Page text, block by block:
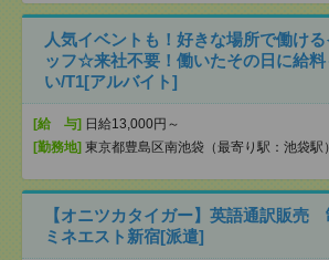
人気イベントも！好きな場所で働け
ッフ☆来社不要！働いたその日に給
い/T1[アルバイト]
[給 与] 日給13,000円～
[勤務地] 東京都豊島区南池袋（最寄り駅：池袋駅）
【オニツカタイガー】英語通訳販
ミネエスト新宿[派遣]